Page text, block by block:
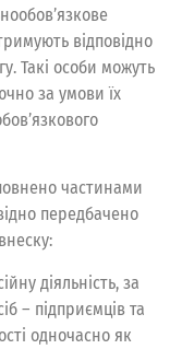
відповідно
Такі особи можуть
за умови їх
частинами
передбачено
діяльність, за
– підприємців та
одночасно як